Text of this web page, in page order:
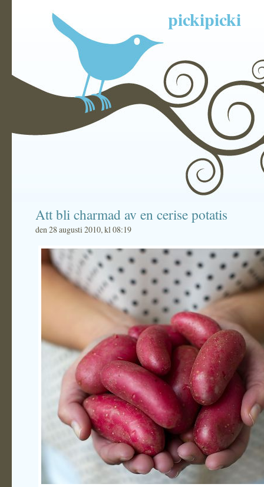
pickipicki
Att bli charmad av en cerise potatis
den 28 augusti 2010, kl 08:19